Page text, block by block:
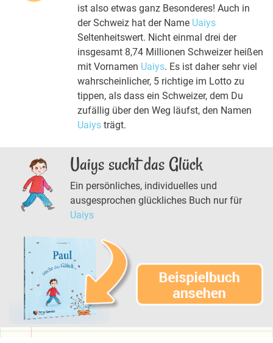
ist also etwas ganz Besonderes! Auch in
der Schweiz hat der Name Uaiys
Seltenheitswert. Nicht einmal drei der
insgesamt 8,74 Millionen Schweizer heißen
mit Vornamen Uaiys. Es ist daher sehr viel
wahrscheinlicher, 5 richtige im Lotto zu
tippen, als dass ein Schweizer, dem Du
zufällig über den Weg läufst, den Namen
Uaiys trägt.
Uaiys sucht das Glück
Ein persönliches, individuelles und
ausgesprochen glückliches Buch nur für
Uaiys